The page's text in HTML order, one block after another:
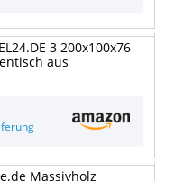
3 200x100x76
aus
Massivholz